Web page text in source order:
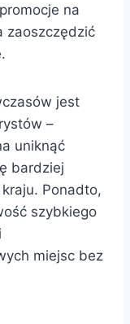
na
zaoszczędzić
jest
–
uniknąć
bardziej
Ponadto,
szybkiego
miejsc bez